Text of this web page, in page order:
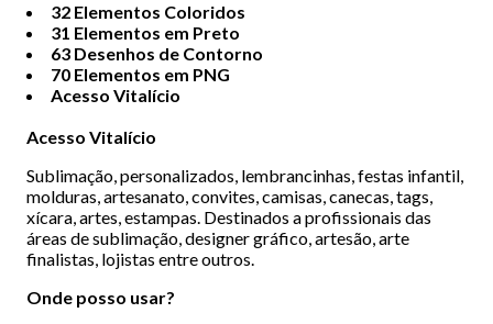
32 Elementos Coloridos
31 Elementos em Preto
63 Desenhos de Contorno
70 Elementos em PNG
Acesso Vitalício
Acesso Vitalício
Sublimação, personalizados, lembrancinhas, festas infantil,
molduras, artesanato, convites, camisas, canecas, tags,
xícara, artes, estampas. Destinados a profissionais das
áreas de sublimação, designer gráfico, artesão, arte
finalistas, lojistas entre outros.
Onde posso usar?